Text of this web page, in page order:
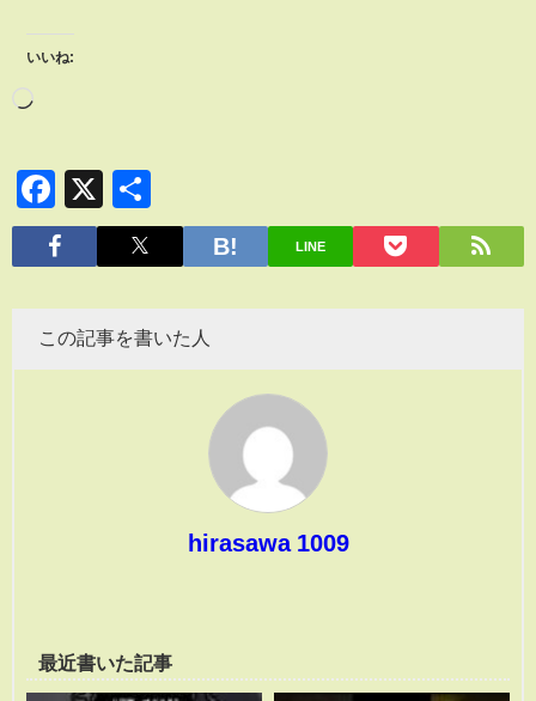
いいね:
Facebook
X
有
LINE
この記事を書いた人
hirasawa 1009
最近書いた記事